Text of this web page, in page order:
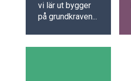
vi lär ut bygger
på grundkraven...